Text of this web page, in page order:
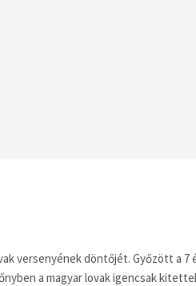
versenyének döntőjét. Győzött a 7
a magyar lovak igencsak